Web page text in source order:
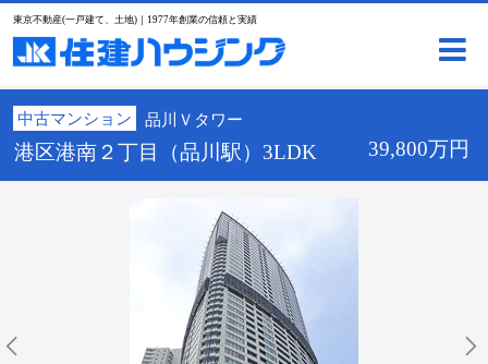
東京不動産(一戸建て、土地)｜1977年創業の信頼と実績
中古マンション 品川Ｖタワー
港区港南２丁目（品川駅）3LDK 39,800万円